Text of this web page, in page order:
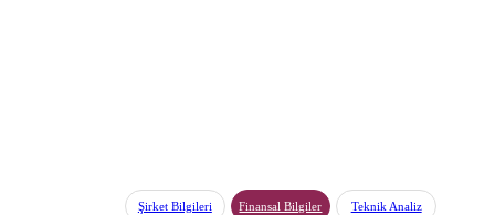
Şirket Bilgileri Finansal Bilgiler Teknik Analiz